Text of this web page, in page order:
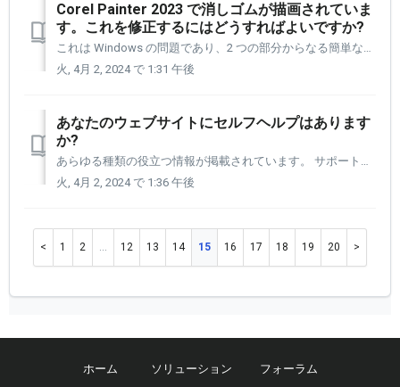
Corel Painter 2023 で消しゴムが描画されていま
す。これを修正するにはどうすればよいですか?
これは Windows の問題であり、2 つの部分からなる簡単な修正方法があります。 [設定]パネルを開く必要があります。 [1] 次に、アプリケーション行のペインタアイコンをクリックします。 Corel Painter 2023 を [アプリケーション] 行に追加していない場合の手順を以下に...
火, 4月 2, 2024 で 1:31 午後
あなたのウェブサイトにセルフヘルプはあります
か?
あらゆる種類の役立つ情報が掲載されています。 サポートページは下記URLにございます。 https://www.xencelabs.com/jp/support これは 6 ページに分かれており、アクセスして使用できるさまざまな種類の情報がすべて含まれています。 各ページの基本をリストし...
火, 4月 2, 2024 で 1:36 午後
1 2 … 12 13 14 15 16 17 18 19 20
ホーム ソリューション フォーラム